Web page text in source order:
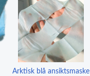
Arktisk blå ansiktsmaske